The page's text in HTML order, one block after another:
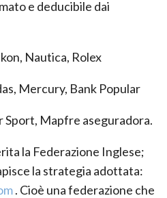
e deducibile dai
Nautica, Rolex
Mercury, Bank Popular
Mapfre aseguradora.
la Federazione Inglese;
la strategia adottata:
. Cioè una federazione che